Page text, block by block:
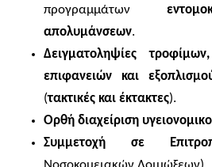
προγραμμάτων
απολυμάνσεων.
Δειγματοληψίες
επιφανειών και
(τακτικές και έκτακτες).
Ορθή διαχείριση
Συμμετοχή σε